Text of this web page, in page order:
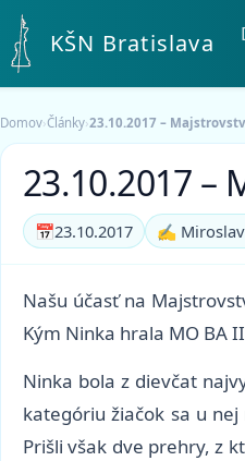
KŠN Bratislava
Domov›Články›23.10.2017 –
23.10.2017 –
📅23.10.2017 ✍️ Miroslav
Našu účasť na
Kým Ninka hrala MO BA
Ninka bola z dievčat
kategóriu žiačok sa u
Prišli však dve prehry, z